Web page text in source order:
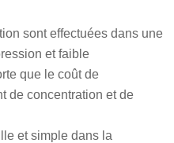
sont effectuées dans une
et faible
que le coût de
de concentration et de
et simple dans la